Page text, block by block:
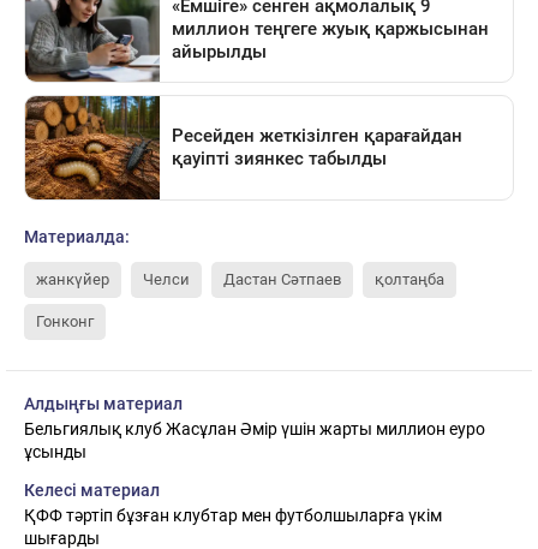
Материалда:
жанкүйер Челси Дастан Сәтпаев қолтаңба
Гонконг
Алдыңғы материал
Бельгиялық клуб Жасұлан Әмір үшін жарты миллион еуро
ұсынды
Келесі материал
ҚФФ тәртіп бұзған клубтар мен футболшыларға үкім
шығарды